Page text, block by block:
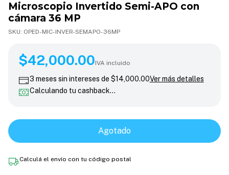
Microscopio Invertido Semi-APO con
cámara 36 MP
SKU: OPED-MIC-INVER-SEMAPO-36MP
$42,000.00
$42,000.00IVA incluido
3 meses sin intereses de $14,000.00Ver más detalles
Calculando tu cashback…
Calculá el envío con tu código postal